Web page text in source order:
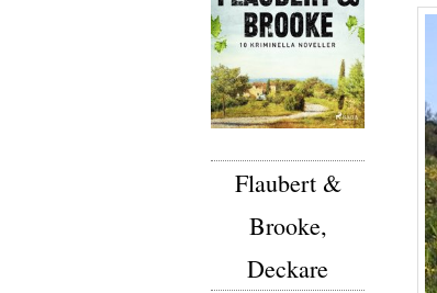
Flaubert &
Brooke,
Deckare